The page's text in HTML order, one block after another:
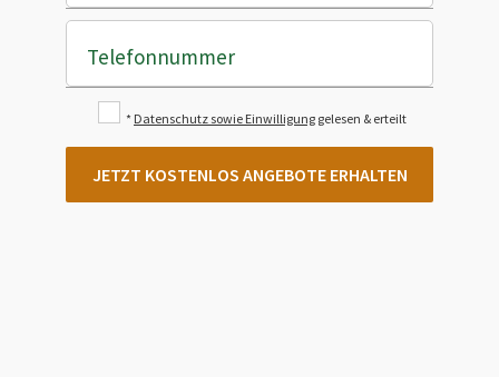
Telefonnummer
* Datenschutz sowie Einwilligung gelesen & erteilt
JETZT KOSTENLOS ANGEBOTE ERHALTEN